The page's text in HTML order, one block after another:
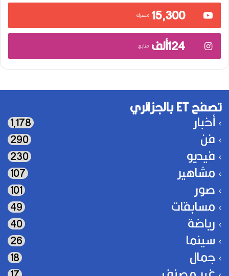
15٬300 مشترك
124ألف متابع
تصفح ET بالجزائري
أخبار 1٬178
فن 290
فيديو 230
مشاهير 107
صور 101
مسابقات 49
رياضة 40
سينما 26
جمال 18